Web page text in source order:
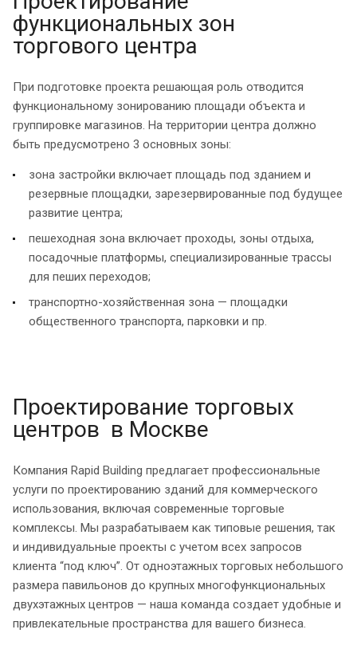
функциональных зон
торгового центра
При подготовке проекта решающая роль отводится
функциональному зонированию площади объекта и
группировке магазинов. На территории центра должно
быть предусмотрено 3 основных зоны:
зона застройки включает площадь под зданием и
резервные площадки, зарезервированные под будущее
развитие центра;
пешеходная зона включает проходы, зоны отдыха,
посадочные платформы, специализированные трассы
для пеших переходов;
транспортно-хозяйственная зона — площадки
общественного транспорта, парковки и пр.
Проектирование торговых
центров в Москве
Компания Rapid Building предлагает профессиональные
услуги по проектированию зданий для коммерческого
использования, включая современные торговые
комплексы. Мы разрабатываем как типовые решения, так
и индивидуальные проекты с учетом всех запросов
клиента “под ключ”. От одноэтажных торговых небольшого
размера павильонов до крупных многофункциональных
двухэтажных центров — наша команда создает удобные и
привлекательные пространства для вашего бизнеса.